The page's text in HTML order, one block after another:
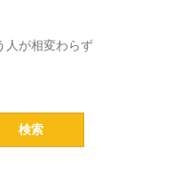
人が相変わらず